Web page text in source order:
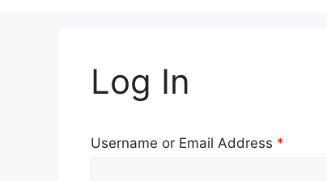
Log In
Username or Email Address *